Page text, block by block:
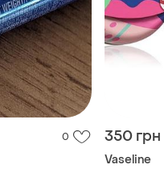
0 350 грн
Vaseline